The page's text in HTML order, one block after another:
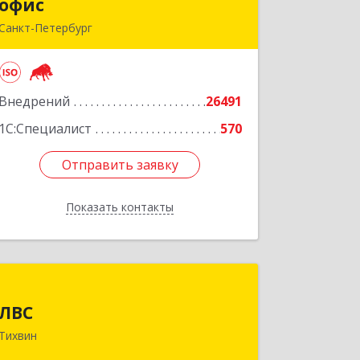
офис
Петербург
Внедрений
26491
1С:Специалист
570
Отправить заявку
Показать контакты
Подробнее
Отправить заявку
Назад
Тихвин
Тихвинский р-н, Тихвин г, Ярослава